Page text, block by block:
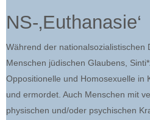
NS-‚Euthanasie‘
Während der nationalsozialistischen
Menschen jüdischen Glaubens,
Oppositionelle und Homosexuelle in
und ermordet. Auch Menschen mit
physischen und/oder psychischen